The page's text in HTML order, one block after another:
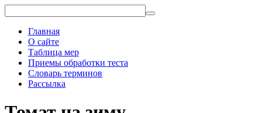
Главная
О сайте
Таблица мер
Приемы обработки теста
Словарь терминов
Рассылка